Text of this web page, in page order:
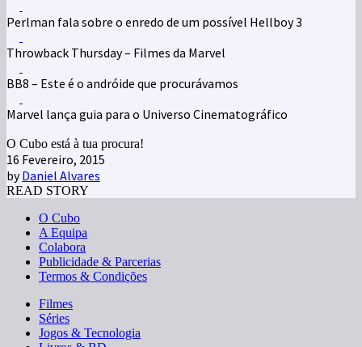
Perlman fala sobre o enredo de um possível Hellboy 3
Throwback Thursday – Filmes da Marvel
BB8 – Este é o andróide que procurávamos
Marvel lança guia para o Universo Cinematográfico
O Cubo está à tua procura!
16 Fevereiro, 2015
byDaniel Alvares
READ STORY
O Cubo
A Equipa
Colabora
Publicidade & Parcerias
Termos & Condições
Filmes
Séries
Jogos & Tecnologia